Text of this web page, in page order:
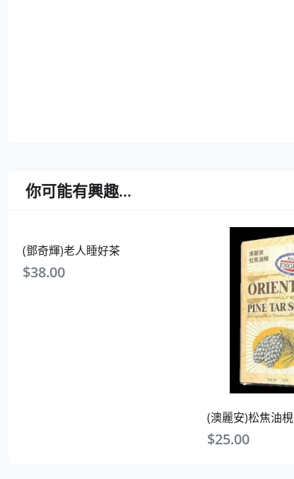
你可能有興趣...
(鄧奇輝)老人睡好茶
$38.00
(澳麗安)松焦油梘
$25.00